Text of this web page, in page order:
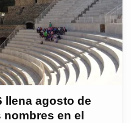
llena agosto de
en el